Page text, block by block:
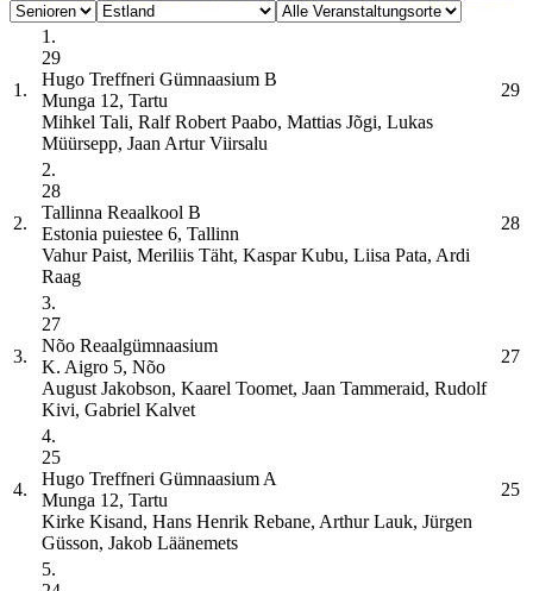
1.
1.
29
Hugo Treffneri Gümnaasium B
Munga 12, Tartu
Mihkel Tali, Ralf Robert Paabo, Mattias Jõgi, Lukas
Müürsepp, Jaan Artur Viirsalu
29
2.
2.
28
Tallinna Reaalkool B
Estonia puiestee 6, Tallinn
Vahur Paist, Meriliis Täht, Kaspar Kubu, Liisa Pata, Ardi
Raag
28
3.
3.
27
Nõo Reaalgümnaasium
K. Aigro 5, Nõo
August Jakobson, Kaarel Toomet, Jaan Tammeraid, Rudolf
Kivi, Gabriel Kalvet
27
4.
4.
25
Hugo Treffneri Gümnaasium A
Munga 12, Tartu
Kirke Kisand, Hans Henrik Rebane, Arthur Lauk, Jürgen
Güsson, Jakob Läänemets
25
5.